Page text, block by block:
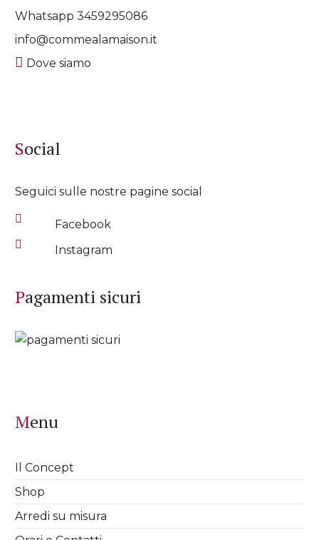
Whatsapp3459295086
info@commealamaison.it
Dove siamo
Social
Seguici sulle nostre pagine social
Facebook
Instagram
Pagamenti sicuri
Menu
Il Concept
Shop
Arredi su misura